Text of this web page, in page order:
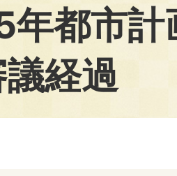
年都市計
経過